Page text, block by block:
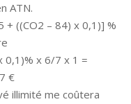
ATN.
+ ((CO2 – 84) x 0,1)] %
0,1)% x 6/7 x 1 =
€
illimité me coûtera